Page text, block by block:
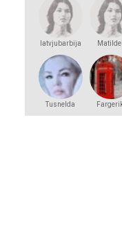
latvjubarbija
Tusnelda